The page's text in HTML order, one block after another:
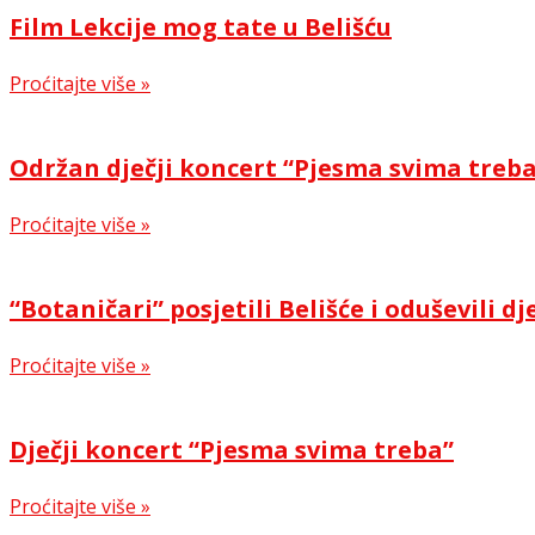
Film Lekcije mog tate u Belišću
Proćitajte više »
Održan dječji koncert “Pjesma svima
Proćitajte više »
“Botaničari” posjetili Belišće i oduševili
Proćitajte više »
Dječji koncert “Pjesma svima treba”
Proćitajte više »